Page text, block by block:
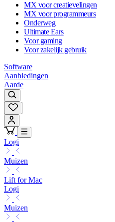
MX voor creatievelingen
MX voor programmeurs
Onderweg
Ultimate Ears
Voor gaming
Voor zakelijk gebruik
Software
Aanbiedingen
Aarde
Logi
Muizen
Lift for Mac
Logi
Muizen